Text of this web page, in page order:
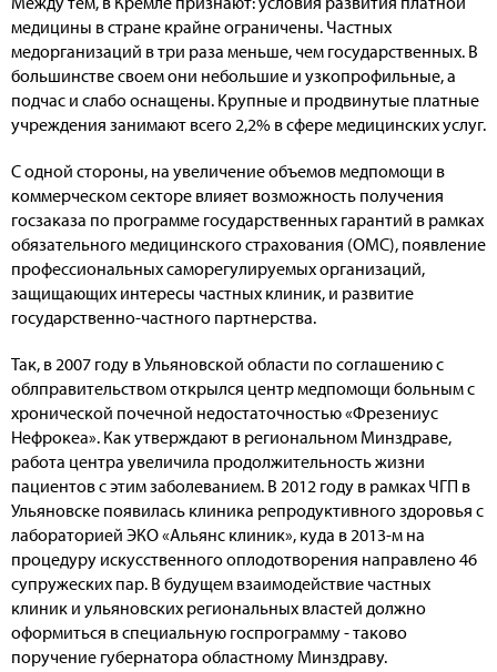
медицины в стране крайне ограничены. Частных
медорганизаций в три раза меньше, чем государственных. В
большинстве своем они небольшие и узкопрофильные, а
подчас и слабо оснащены. Крупные и продвинутые платные
учреждения занимают всего 2,2% в сфере медицинских услуг.
С одной стороны, на увеличение объемов медпомощи в
коммерческом секторе влияет возможность получения
госзаказа по программе государственных гарантий в рамках
обязательного медицинского страхования (ОМС), появление
профессиональных саморегулируемых организаций,
защищающих интересы частных клиник, и развитие
государственно-частного партнерства.
Так, в 2007 году в Ульяновской области по соглашению с
облправительством открылся центр медпомощи больным с
хронической почечной недостаточностью «Фрезениус
Нефрокеа». Как утверждают в региональном Минздраве,
работа центра увеличила продолжительность жизни
пациентов с этим заболеванием. В 2012 году в рамках ЧГП в
Ульяновске появилась клиника репродуктивного здоровья с
лабораторией ЭКО «Альянс клиник», куда в 2013-м на
процедуру искусственного оплодотворения направлено 46
супружеских пар. В будущем взаимодействие частных
клиник и ульяновских региональных властей должно
оформиться в специальную госпрограмму - таково
поручение губернатора областному Минздраву.